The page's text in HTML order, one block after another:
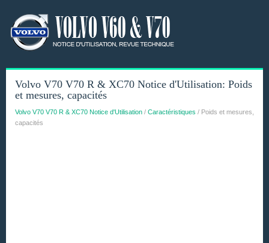
Volvo V70 V70 R & XC70 Notice d'Utilisation: Poids
et mesures, capacités
Volvo V70 V70 R & XC70 Notice d'Utilisation / Caractéristiques / Poids et mesures,
capacités